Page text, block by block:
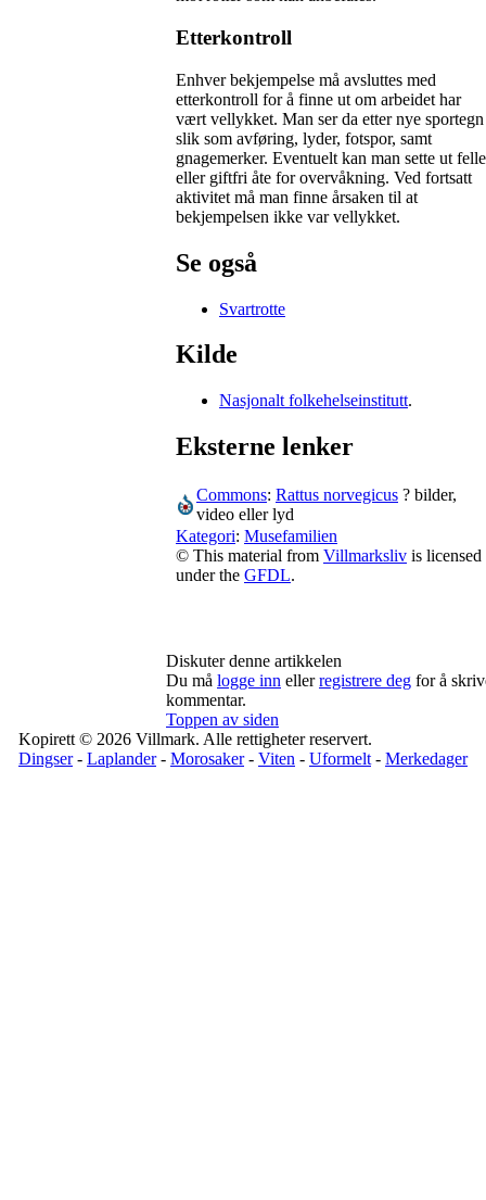
Etterkontroll
Enhver bekjempelse må avsluttes med
etterkontroll for å finne ut om arbeidet har
vært vellykket. Man ser da etter nye sportegn
slik som avføring, lyder, fotspor, samt
gnagemerker. Eventuelt kan man sette ut
eller giftfri åte for overvåkning. Ved fortsatt
aktivitet må man finne årsaken til at
bekjempelsen ikke var vellykket.
Se også
Svartrotte
Kilde
Nasjonalt folkehelseinstitutt.
Eksterne lenker
Commons: Rattus norvegicus ? bilder,
video eller lyd
Kategori: Musefamilien
© This material from Villmarksliv is licensed
under the GFDL.
Diskuter denne artikkelen
Du må logge inn ellerregistrere deg for å
kommentar.
Toppen av siden
Kopirett © 2026 Villmark. Alle rettigheter reservert.
Dingser- Laplander- Morosaker- Viten - Uformelt - Merkedager